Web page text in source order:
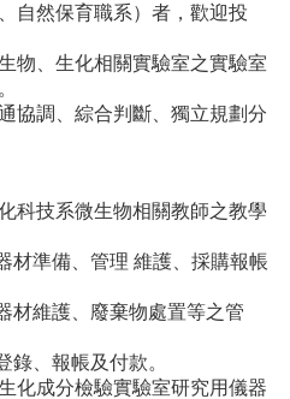
自然保育職系）者，歡迎投
物、生化相關實驗室之實驗室
協調、綜合判斷、獨立規劃分
科技系微生物相關教師之教學
材準備、管理 維護、採購報帳
材維護、廢棄物處置等之管
錄、報帳及付款。
化成分檢驗實驗室研究用儀器